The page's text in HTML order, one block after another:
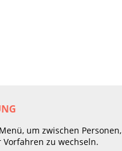
um zwischen Personen,
zu wechseln.